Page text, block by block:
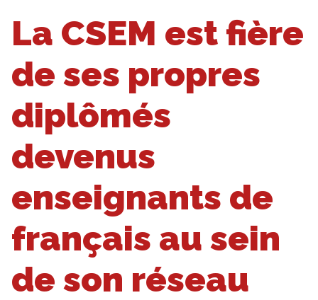
La CSEM est fière
de ses propres
diplômés
devenus
enseignants de
français au sein
de son réseau